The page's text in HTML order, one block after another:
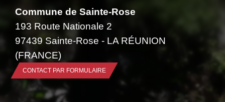
Commune de Sainte-Rose
193 Route Nationale 2
97439 Sainte-Rose - LA RÉUNION
(FRANCE)
CONTACT PAR FORMULAIRE